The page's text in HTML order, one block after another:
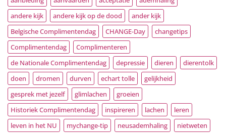
andere kijk
andere kijk op de dood
ander kijk
Belgische Complimentendag
CHANGE-Day
changetips
Complimentendag
Complimenteren
de Nationale Complimentendag
depressie dieren
dierentolk
doen
dromen durven echart tolle
gelijkheid
gesprek met jezelf
glimlachen
groeien
Historiek Complimentendag
inspireren lachen
leren
leven in het NU
mychange-tip neusademhaling
nietweten